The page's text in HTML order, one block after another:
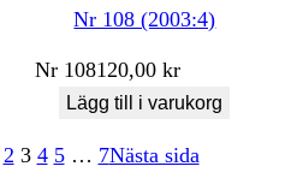
Nr 108 (2003:4)
Nr 108120,00kr
Lägg till i varukorg
2 3 4 5 … 7Nästa sida